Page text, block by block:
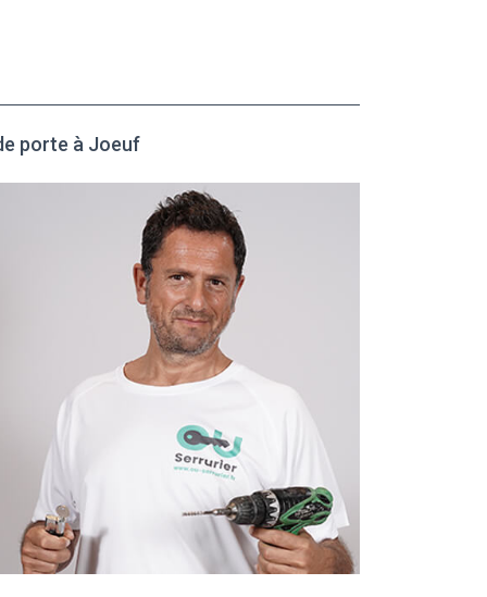
porte à Joeuf